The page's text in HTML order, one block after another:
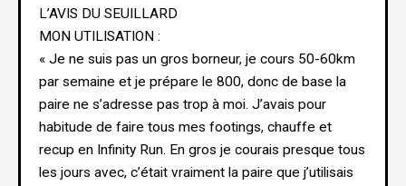
L’AVIS DU SEUILLARD
MON UTILISATION :
« Je ne suis pas un gros borneur, je cours 50-60km
par semaine et je prépare le 800, donc de base la
paire ne s’adresse pas trop à moi. J’avais pour
habitude de faire tous mes footings, chauffe et
recup en Infinity Run. En gros je courais presque tous
les jours avec, c’était vraiment la paire que j’utilisais